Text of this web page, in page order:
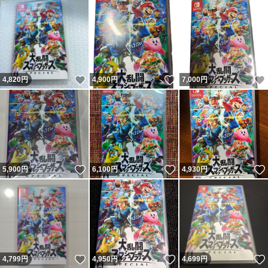
4,820円 いいね！
4,900円 いいね！
7,000円
5,900円 いいね！
6,100円 いいね！
4,930円
4,799円 いいね！
4,950円 いいね！
4,699円